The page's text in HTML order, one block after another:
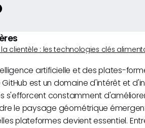
la clientèle : les technologies clés
artificielle et des plates-
est un domaine d'intérêt et
s'efforcent constamment
le paysage géométrique
plateformes devient essentiel.